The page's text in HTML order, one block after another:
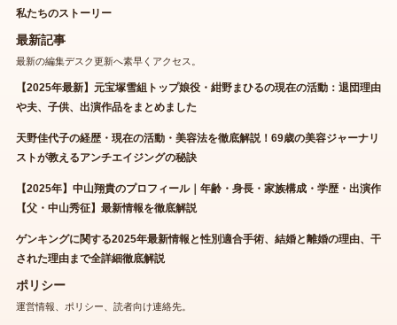
私たちのストーリー
最新記事
最新の編集デスク更新へ素早くアクセス。
【2025年最新】元宝塚雪組トップ娘役・紺野まひるの現在の活動：退団理由
や夫、子供、出演作品をまとめました
天野佳代子の経歴・現在の活動・美容法を徹底解説！69歳の美容ジャーナリ
ストが教えるアンチエイジングの秘訣
【2025年】中山翔貴のプロフィール｜年齢・身長・家族構成・学歴・出演作
【父・中山秀征】最新情報を徹底解説
ゲンキングに関する2025年最新情報と性別適合手術、結婚と離婚の理由、干
された理由まで全詳細徹底解説
ポリシー
運営情報、ポリシー、読者向け連絡先。